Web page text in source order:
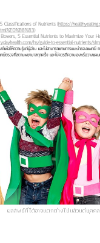
ผลลัพธ์ที่ได้อาจแตกต่างไปแล้วแต่บุคค